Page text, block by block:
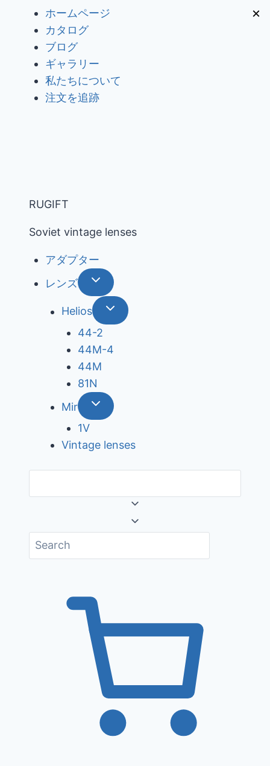
ホームページ
カタログ
ブログ
ギャラリー
私たちについて
注文を追跡
RUGIFT
Soviet vintage lenses
アダプター
レンズ
Helios
44-2
44М-4
44М
81N
Mir
1V
Vintage lenses
×